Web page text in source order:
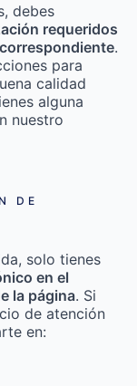
debes
requeridos
.
para
calidad
alguna
nuestro
DE
solo tienes
en el
la página. Si
de atención
en: